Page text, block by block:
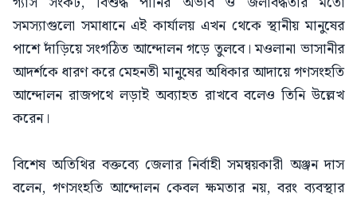
সমস্যাগুলো সমাধানে এই কার্যালয় এখন থেকে স্থানীয় মানুষের
পাশে দাঁড়িয়ে সংগঠিত আন্দোলন গড়ে তুলবে। মওলানা ভাসানীর
আদর্শকে ধারণ করে মেহনতী মানুষের অধিকার আদায়ে গণসংহতি
আন্দোলন রাজপথে লড়াই অব্যাহত রাখবে বলেও তিনি উল্লেখ
করেন।
বিশেষ অতিথির বক্তব্যে জেলার নির্বাহী সমন্বয়কারী অঞ্জন দাস
বলেন, গণসংহতি আন্দোলন কেবল ক্ষমতার নয়, বরং ব্যবস্থার